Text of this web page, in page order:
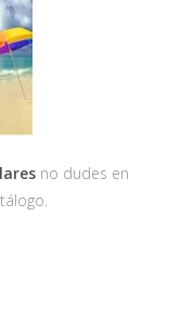
no dudes en